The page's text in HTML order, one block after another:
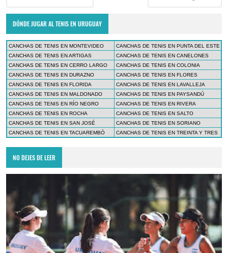
DÓNDE JUGAR AL TENIS EN URUGUAY
CANCHAS DE TENIS EN MONTEVIDEO
CANCHAS DE TENIS EN PUNTA DEL ESTE
CANCHAS DE TENIS EN ARTIGAS
CANCHAS DE TENIS EN CANELONES
CANCHAS DE TENIS EN CERRO LARGO
CANCHAS DE TENIS EN COLONIA
CANCHAS DE TENIS EN DURAZNO
CANCHAS DE TENIS EN FLORES
CANCHAS DE TENIS EN FLORIDA
CANCHAS DE TENIS EN LAVALLEJA
CANCHAS DE TENIS EN MALDONADO
CANCHAS DE TENIS EN PAYSANDÚ
CANCHAS DE TENIS EN RÍO NEGRO
CANCHAS DE TENIS EN RIVERA
CANCHAS DE TENIS EN ROCHA
CANCHAS DE TENIS EN SALTO
CANCHAS DE TENIS EN SAN JOSÉ
CANCHAS DE TENIS EN SORIANO
CANCHAS DE TENIS EN TACUAREMBÓ
CANCHAS DE TENIS EN TREINTA Y TRES
NO DEJES DE LEER